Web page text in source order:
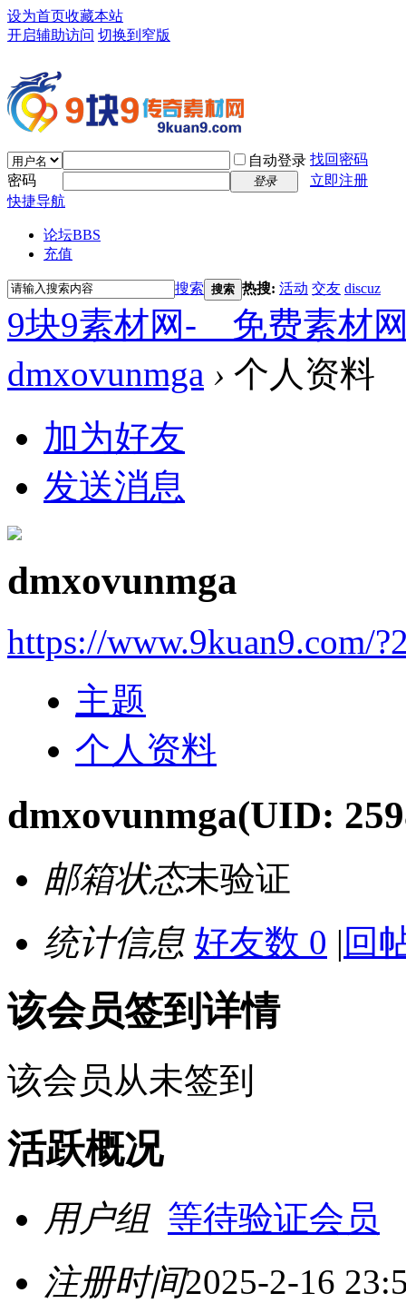
设为首页收藏本站
开启辅助访问 切换到窄版
自动登录 找回密码
密码
登录
立即注册
快捷导航
论坛BBS
充值
搜索 搜索 热搜: 活动 交友 discuz
9块9素材网-＿免费素材
dmxovunmga › 个人资料
加为好友
发送消息
dmxovunmga
https://www.9kuan9.com/
主题
个人资料
dmxovunmga(UID:
邮箱状态未验证
统计信息 好友数 0 | 回
该会员签到详情
该会员从未签到
活跃概况
用户组 等待验证会员
注册时间2025-2-16